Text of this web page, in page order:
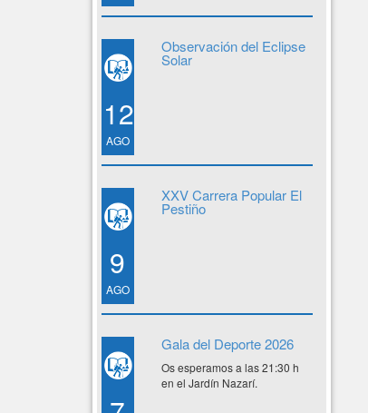
12
AGO
Observación del Eclipse
Solar
9
AGO
XXV Carrera Popular El
Pestiño
Gala del Deporte 2026
Os esperamos a las 21:30 h
en el Jardín Nazarí.